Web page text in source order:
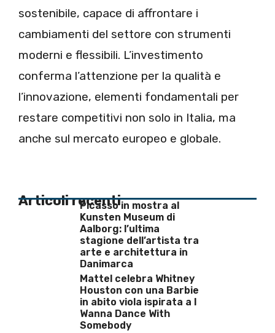
sostenibile, capace di affrontare i
cambiamenti del settore con strumenti
moderni e flessibili. L’investimento
conferma l’attenzione per la qualità e
l’innovazione, elementi fondamentali per
restare competitivi non solo in Italia, ma
anche sul mercato europeo e globale.
Articoli recentiPicasso in mostra al
Kunsten Museum di
Aalborg: l’ultima
stagione dell’artista tra
arte e architettura in
Danimarca
Mattel celebra Whitney
Houston con una Barbie
in abito viola ispirata a I
Wanna Dance With
Somebody